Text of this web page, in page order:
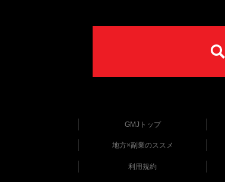
GMJトップ
地方×副業のススメ
利用規約